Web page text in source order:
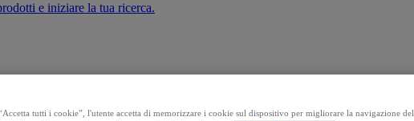
e iniziare la tua ricerca.
tutti i cookie”, l'utente accetta di memorizzare i cookie sul dispositivo per migliorare la navigazione del